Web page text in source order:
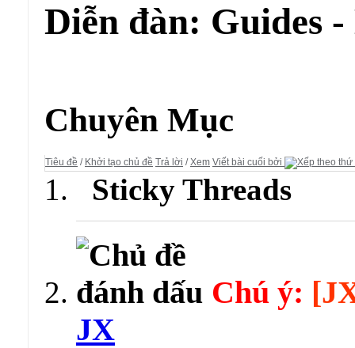
Diễn đàn: Guides
Chuyên Mục
Tiêu đề / Khởi tạo chủ đề Trả lời /Xem Viết bài cuối bởi
Sticky Threads
Chú ý:
JX